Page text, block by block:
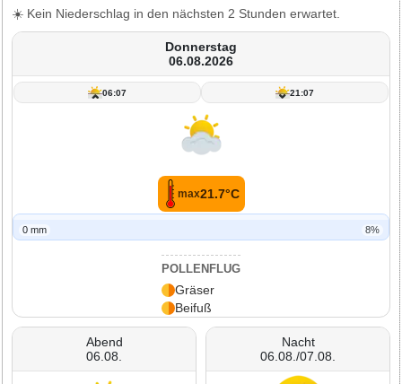
☀️ Kein Niederschlag in den nächsten 2 Stunden erwartet.
Donnerstag
06.08.2026
06:07 21:07
max21.7°C
0 mm 8%
POLLENFLUG
Gräser
Beifuß
Abend
06.08.
Nacht
06.08./07.08.